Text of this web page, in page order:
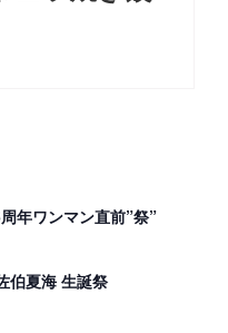
年ワンマン直前”祭”
伯夏海 生誕祭